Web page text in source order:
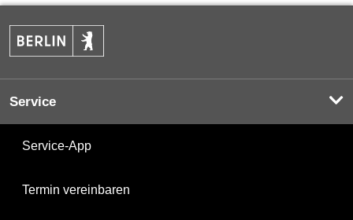
Service
Service-App
Termin vereinbaren